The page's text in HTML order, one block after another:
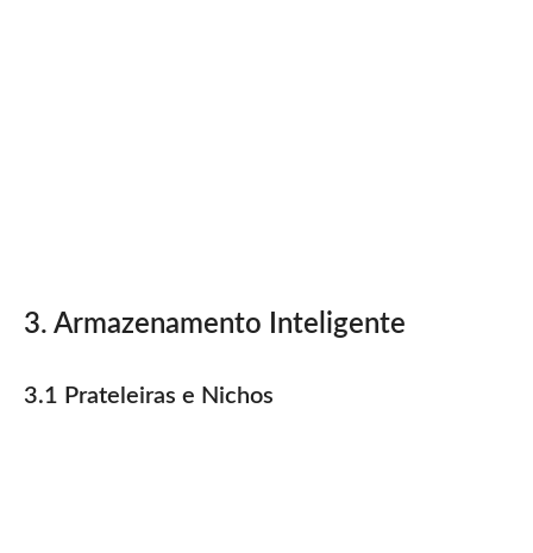
3. Armazenamento Inteligente
3.1 Prateleiras e Nichos